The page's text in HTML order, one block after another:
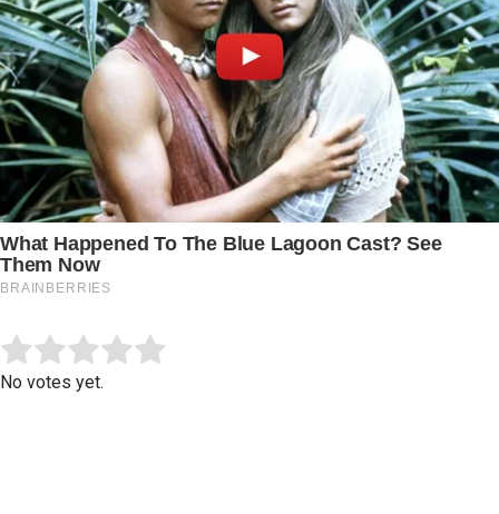
Rate this item:
No votes yet.